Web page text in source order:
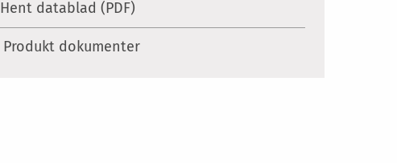
Hent datablad (PDF)
Produkt dokumenter